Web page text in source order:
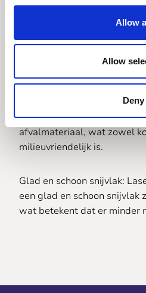
Allow
Allow
Deny
Snelheid en efficiëntie:
proces, wat betekent dat
HDPE snel en efficiënt
Minder materiaalverspilling:
snijproces minimaliseert
afvalmateriaal, wat zowel
milieuvriendelijk is.
Glad en schoon snijvlak:
een glad en schoon snijvlak
wat betekent dat er minder